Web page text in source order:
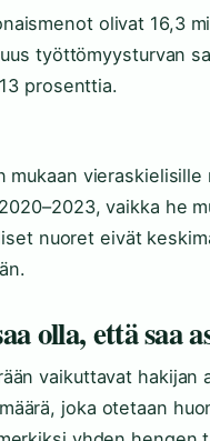
olivat 16,3
työttömyysturvan
prosenttia.
vaikka he
nuoret eivät
olla, että saa
vaikuttavat
joka otetaan